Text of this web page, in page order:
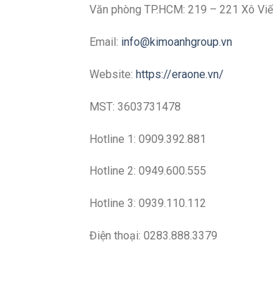
Văn phòng TP.HCM: 219 – 221 Xô
Email: info@kimoanhgroup.vn
Website: https://eraone.vn/
MST: 3603731478
Hotline 1: 0909.392.881
Hotline 2: 0949.600.555
Hotline 3: 0939.110.112
Điện thoại: 0283.888.3379